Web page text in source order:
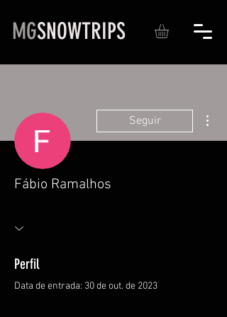
MGSNOWTRIPS
Seguir
Fábio Ramalhos
Perfil
Data de entrada: 30 de out. de 2023